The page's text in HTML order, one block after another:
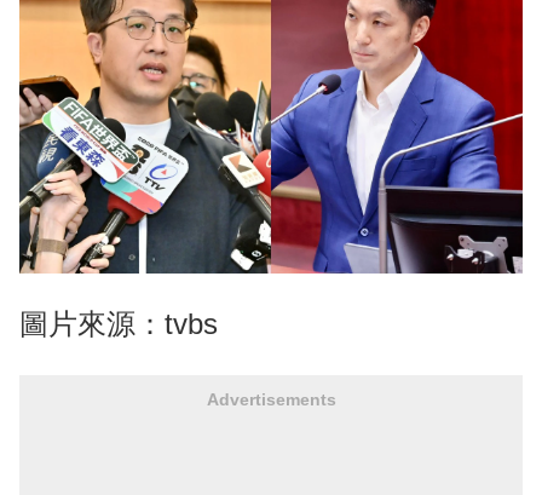
圖片來源：tvbs
Advertisements